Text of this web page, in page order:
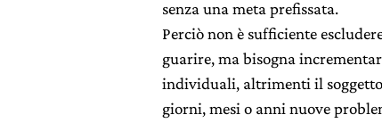
senza una meta prefissata.
Perciò non è sufficiente
guarire, ma bisogna
individuali, altrimenti il
giorni, mesi o anni nuove